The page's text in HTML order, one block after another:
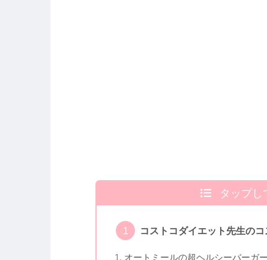
タップし
コストコダイエット先生の
オートミールの超ヘルシーバーガ